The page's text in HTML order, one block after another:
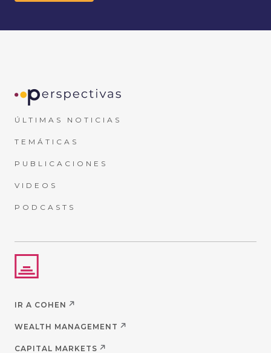
ÚLTIMAS NOTICIAS
TEMÁTICAS
PUBLICACIONES
VIDEOS
PODCASTS
IR A COHEN
WEALTH MANAGEMENT
CAPITAL MARKETS